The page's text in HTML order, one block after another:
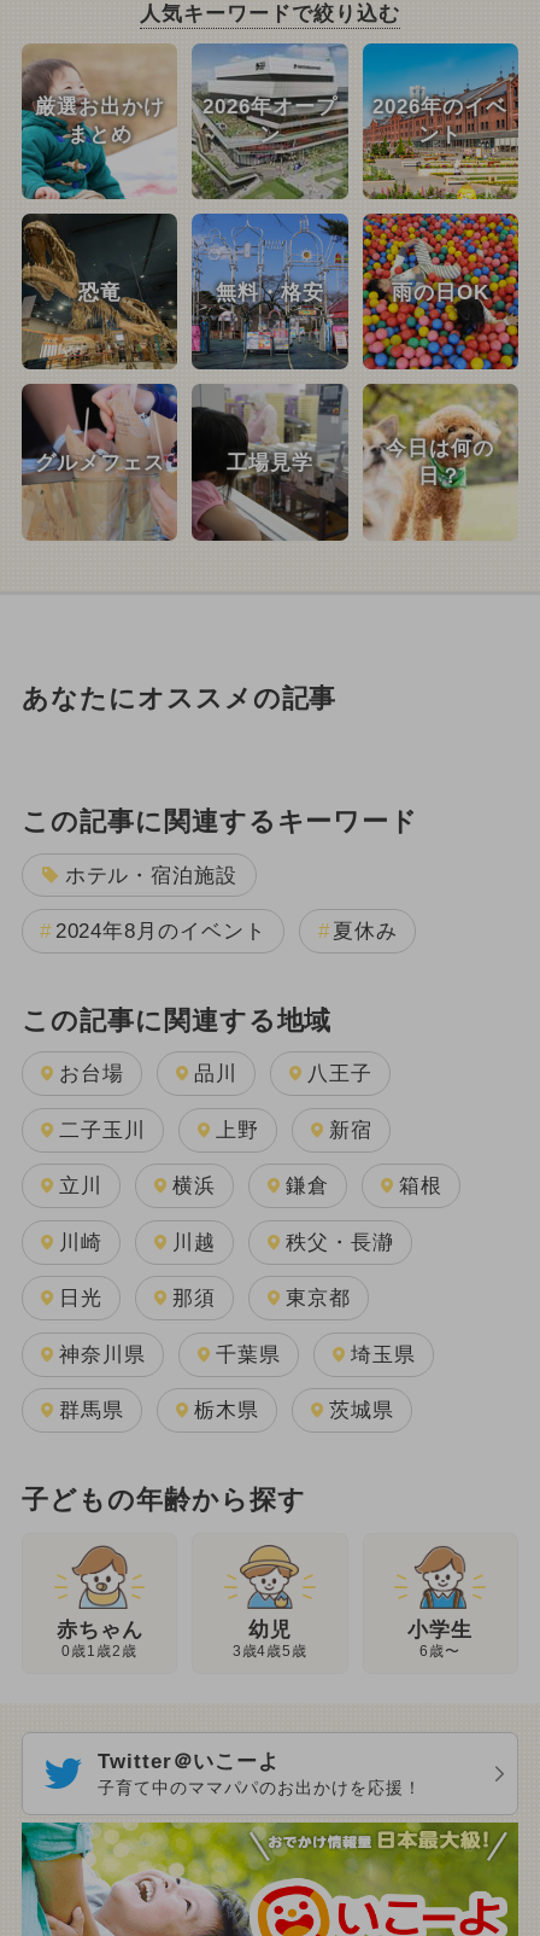
人気キーワードで絞り込む
厳選お出かけ
まとめ
2026年オープ
ン
2026年のイベ
ント
恐竜 無料・格安 雨の日OK
グルメフェス 工場見学
今日は何の
日？
あなたにオススメの記事
この記事に関連するキーワード
ホテル・宿泊施設
2024年8月のイベント 夏休み
この記事に関連する地域
お台場 品川 八王子
二子玉川 上野 新宿
立川 横浜 鎌倉 箱根
川崎 川越 秩父・長瀞
日光 那須 東京都
神奈川県 千葉県 埼玉県
群馬県 栃木県 茨城県
子どもの年齢から探す
赤ちゃん
0歳1歳2歳
幼児
3歳4歳5歳
小学生
6歳〜
Twitter＠いこーよ
子育て中のママパパのお出かけを応援！